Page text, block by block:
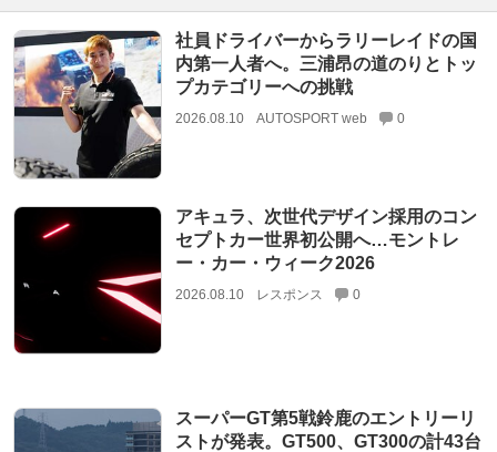
社員ドライバーからラリーレイドの国
内第一人者へ。三浦昂の道のりとトッ
プカテゴリーへの挑戦
2026.08.10 AUTOSPORT web 0
アキュラ、次世代デザイン採用のコン
セプトカー世界初公開へ…モントレ
ー・カー・ウィーク2026
2026.08.10 レスポンス 0
スーパーGT第5戦鈴鹿のエントリーリ
ストが発表。GT500、GT300の計43台